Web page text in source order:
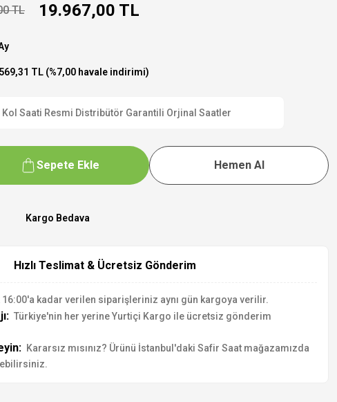
TL 19.967,00 TL
TL (%7,00 havale indirimi)
Kol Saati Resmi Distribütör Garantili Orjinal Saatler
Sepete Ekle Hemen Al
Kargo Bedava
Hızlı Teslimat & Ücretsiz Gönderim
16:00'a kadar verilen siparişleriniz aynı gün kargoya verilir.
Türkiye'nin her yerine Yurtiçi Kargo ile ücretsiz gönderim
Kararsız mısınız? Ürünü İstanbul'daki Safir Saat mağazamızda